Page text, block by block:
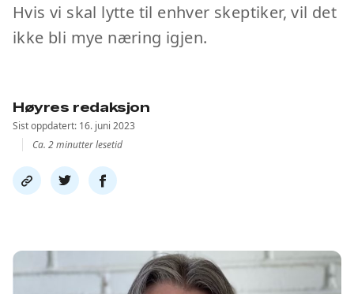
Hvis vi skal lytte til enhver skeptiker, vil det
ikke bli mye næring igjen.
Høyres redaksjon
Sist oppdatert: 16. juni 2023
Ca. 2 minutter lesetid
Del
link
Del
på
Del
på